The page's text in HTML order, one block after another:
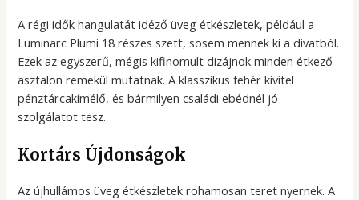
A régi idők hangulatát idéző üveg étkészletek, például a
Luminarc Plumi 18 részes szett, sosem mennek ki a divatból.
Ezek az egyszerű, mégis kifinomult dizájnok minden étkező
asztalon remekül mutatnak. A klasszikus fehér kivitel
pénztárcakímélő, és bármilyen családi ebédnél jó
szolgálatot tesz.
Kortárs Újdonságok
Az újhullámos üveg étkészletek rohamosan teret nyernek. A